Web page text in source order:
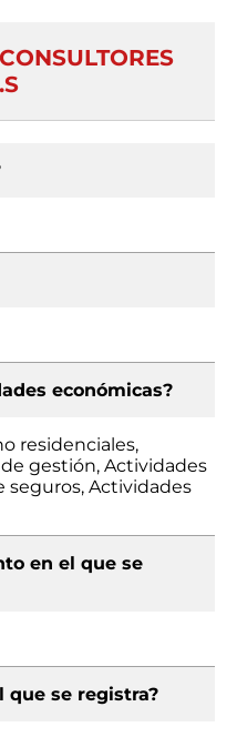
económicas?
residenciales,
gestión, Actividades
seguros, Actividades
en el que se
que se registra?